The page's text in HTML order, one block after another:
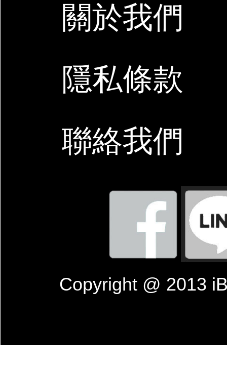
關於我們
隱私條款
聯絡我們
Copyright @ 2013